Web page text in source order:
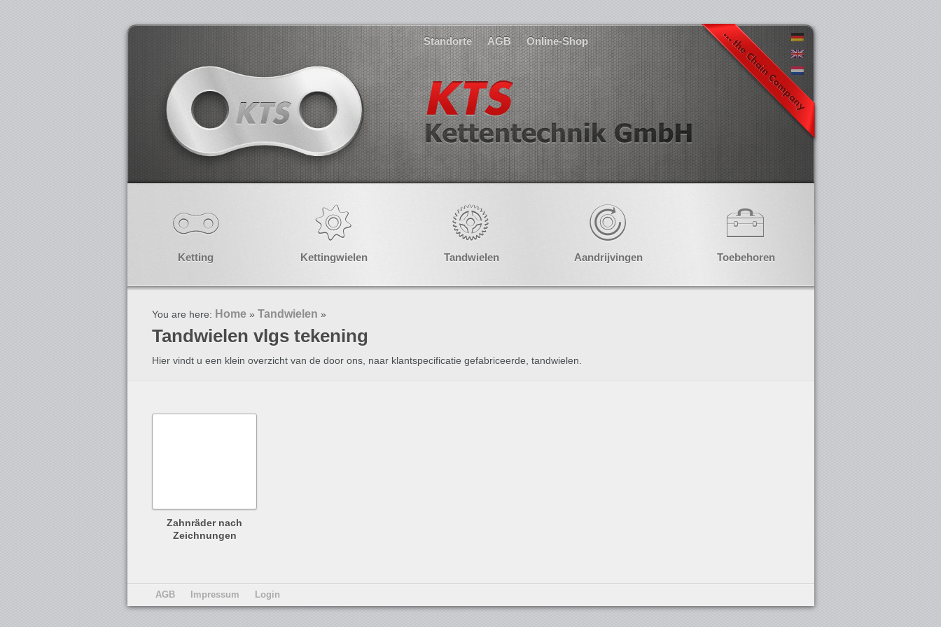
Standorte AGB Online-Shop
Ketting Kettingwielen Tandwielen Aandrijvingen Toebehoren
You are here: Home » Tandwielen »
Tandwielen vlgs tekening
Hier vindt u een klein overzicht van de door ons, naar klantspecificatie gefabriceerde, tandwielen.
Zahnräder nach
Zeichnungen
AGB Impressum Login